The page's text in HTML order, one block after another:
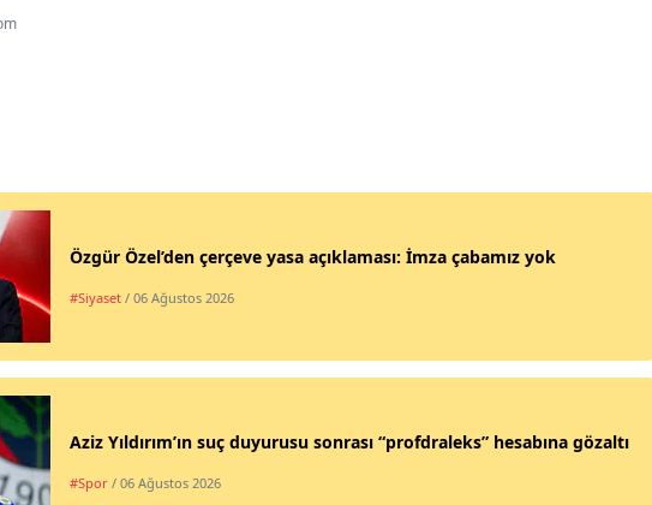
Özgür Özel’den çerçeve yasa açıklaması: İmza çabamız yok
#Siyaset / 06 Ağustos 2026
Aziz Yıldırım’ın suç duyurusu sonrası “profdraleks” hesabına gözaltı
#Spor / 06 Ağustos 2026